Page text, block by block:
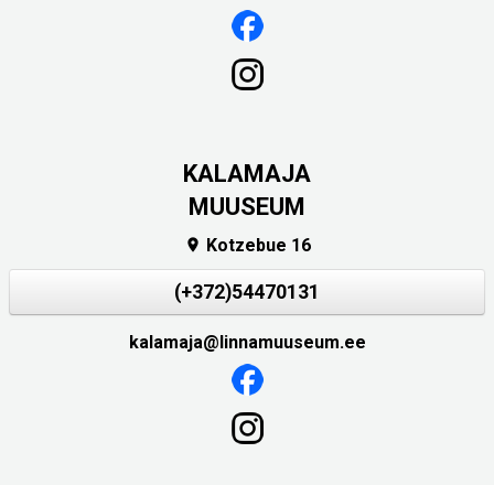
KALAMAJA
MUUSEUM
 Kotzebue 16
(+372)54470131
kalamaja@linnamuuseum.ee